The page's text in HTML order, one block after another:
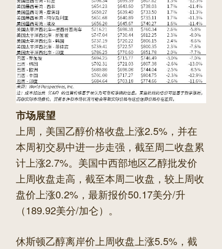
市场展望
上周，美国乙醇价格收盘上涨2.5%，并在
本周初交易中进一步走强，截至周二收盘累
计上涨2.7%。美国中西部地区乙醇批发价
上周收盘走高，截至本周二收盘，较上周收
盘价上涨0.2%，最新报价50.17美分/升
（189.92美分/加仑）。
休斯顿乙醇离岸价上周收盘上涨5.5%，截